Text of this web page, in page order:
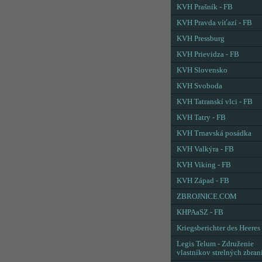
KVH Prašník - FB
KVH Pravda víťazí - FB
KVH Pressburg
KVH Prievidza - FB
KVH Slovensko
KVH Svoboda
KVH Tatranskí vlci - FB
KVH Tatry - FB
KVH Trnavská posádka
KVH Valkýra - FB
KVH Viking - FB
KVH Západ - FB
ZBROJNICE.COM
KHPAaSZ - FB
Kriegsberichter des Heeres
Legis Telum - Združenie
vlastníkov strelných